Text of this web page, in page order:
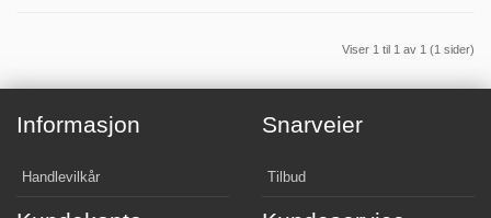
Viser 1 til 1 av 1 (1 sider)
Informasjon
Handlevilkår
Snarveier
Tilbud